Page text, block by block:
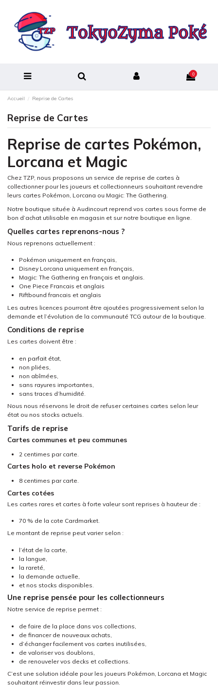
0
Accueil Reprise de Cartes
Reprise de Cartes
Reprise de cartes Pokémon,
Lorcana et Magic
Chez TZP, nous proposons un service de reprise de cartes à
collectionner pour les joueurs et collectionneurs souhaitant revendre
leurs cartes Pokémon, Lorcana ou Magic: The Gathering.
Notre boutique située à Audincourt reprend vos cartes sous forme de
bon d’achat utilisable en magasin et sur notre boutique en ligne.
Quelles cartes reprenons-nous ?
Nous reprenons actuellement :
Pokémon uniquement en français,
Disney Lorcana uniquement en français,
Magic: The Gathering en français et anglais.
One Piece Francais et anglais
Riftbound francais et anglais
Les autres licences pourront être ajoutées progressivement selon la
demande et l’évolution de la communauté TCG autour de la boutique.
Conditions de reprise
Les cartes doivent être :
en parfait état,
non pliées,
non abîmées,
sans rayures importantes,
sans traces d’humidité.
Nous nous réservons le droit de refuser certaines cartes selon leur
état ou nos stocks actuels.
Tarifs de reprise
Cartes communes et peu communes
2 centimes par carte.
Cartes holo et reverse Pokémon
8 centimes par carte.
Cartes cotées
Les cartes rares et cartes à forte valeur sont reprises à hauteur de :
70 % de la cote Cardmarket.
Le montant de reprise peut varier selon :
l’état de la carte,
la langue,
la rareté,
la demande actuelle,
et nos stocks disponibles.
Une reprise pensée pour les collectionneurs
Notre service de reprise permet :
de faire de la place dans vos collections,
de financer de nouveaux achats,
d’échanger facilement vos cartes inutilisées,
de valoriser vos doublons,
de renouveler vos decks et collections.
C’est une solution idéale pour les joueurs Pokémon, Lorcana et Magic
souhaitant réinvestir dans leur passion.